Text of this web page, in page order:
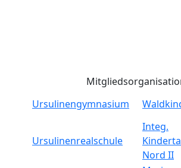
Ursulinengymnasium
Ursulinenrealschule
Integ.
Nord II